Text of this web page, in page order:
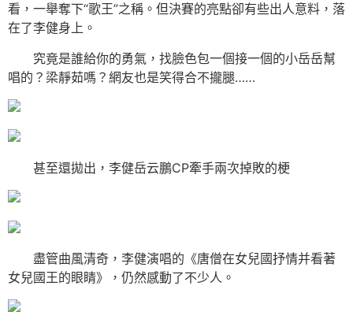
看，一舉奪下“歌王”之稱。但決賽的亮點卻有些出人意料，落
在了李健身上。
究竟是誰給你的勇氣，找臉色包一個接一個的小岳岳幫
唱的？梁靜茹嗎？網友也是笑得合不攏腿……
甚至還拋出，李健岳云鵬CP牽手兩次掉敗的梗
盡管曲風清奇，李健演唱的《唐僧在女兒國抒情并看著
女兒國王的眼睛》，仍然感動了不少人。